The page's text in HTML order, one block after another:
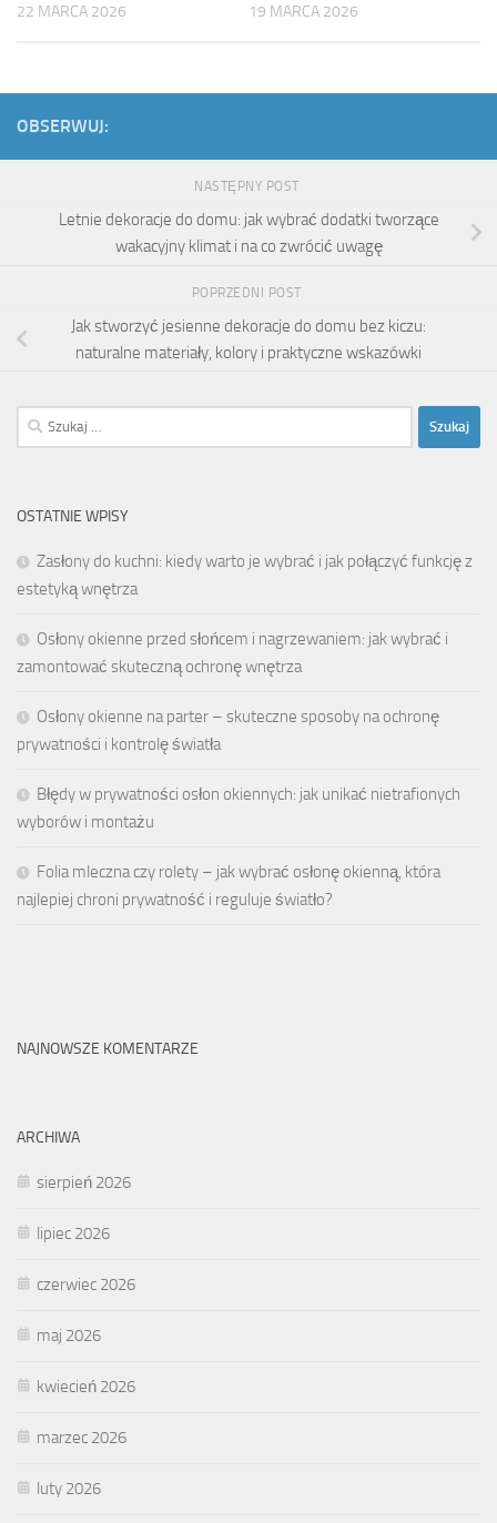
22 MARCA 2026 19 MARCA 2026
OBSERWUJ:
NASTĘPNY POST
Letnie dekoracje do domu: jak wybrać dodatki tworzące
wakacyjny klimat i na co zwrócić uwagę
POPRZEDNI POST
Jak stworzyć jesienne dekoracje do domu bez kiczu:
naturalne materiały, kolory i praktyczne wskazówki
Szukaj:
OSTATNIE WPISY
Zasłony do kuchni: kiedy warto je wybrać i jak połączyć funkcję z
estetyką wnętrza
Osłony okienne przed słońcem i nagrzewaniem: jak wybrać i
zamontować skuteczną ochronę wnętrza
Osłony okienne na parter – skuteczne sposoby na ochronę
prywatności i kontrolę światła
Błędy w prywatności osłon okiennych: jak unikać nietrafionych
wyborów i montażu
Folia mleczna czy rolety – jak wybrać osłonę okienną, która
najlepiej chroni prywatność i reguluje światło?
NAJNOWSZE KOMENTARZE
ARCHIWA
sierpień 2026
lipiec 2026
czerwiec 2026
maj 2026
kwiecień 2026
marzec 2026
luty 2026